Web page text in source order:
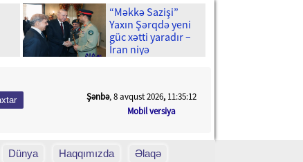
“Məkkə Sazişi”
Yaxın Şərqdə yeni
güc xətti yaradır –
İran niyə
Mobil versiya
Şənbə, 8 avqust 2026, 11:35:14
Dünya Haqqımızda Əlaqə